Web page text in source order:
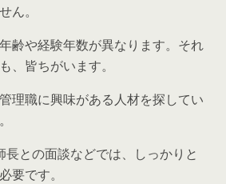
ん。
齢や経験年数が異なります。それ
、皆ちがいます。
理職に興味がある人材を探してい
長との面談などでは、しっかりと
要です。